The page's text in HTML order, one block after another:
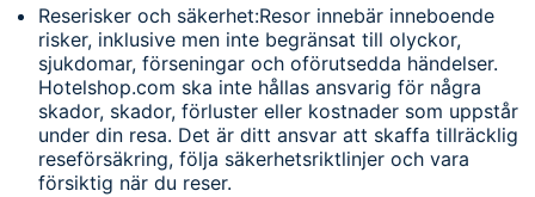
Reserisker och säkerhet:Resor innebär inneboende
risker, inklusive men inte begränsat till olyckor,
sjukdomar, förseningar och oförutsedda händelser.
Hotelshop.com ska inte hållas ansvarig för några
skador, skador, förluster eller kostnader som uppstår
under din resa. Det är ditt ansvar att skaffa tillräcklig
reseförsäkring, följa säkerhetsriktlinjer och vara
försiktig när du reser.